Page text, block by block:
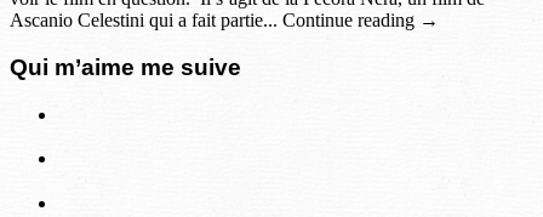
Ascanio Celestini qui a fait partie... Continue reading →
Qui m’aime me suive